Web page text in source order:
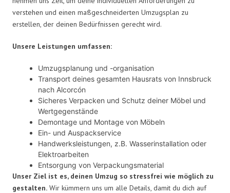
verstehen und einen maßgeschneiderten Umzugsplan zu
erstellen, der deinen Bedürfnissen gerecht wird.
Unsere Leistungen umfassen:
Umzugsplanung und -organisation
Transport deines gesamten Hausrats von Innsbruck
nach Alcorcón
Sicheres Verpacken und Schutz deiner Möbel und
Wertgegenstände
Demontage und Montage von Möbeln
Ein- und Auspackservice
Handwerksleistungen, z.B. Wasserinstallation oder
Elektroarbeiten
Entsorgung von Verpackungsmaterial
Unser Ziel ist es, deinen Umzug so stressfrei wie möglich zu
gestalten. Wir kümmern uns um alle Details, damit du dich auf